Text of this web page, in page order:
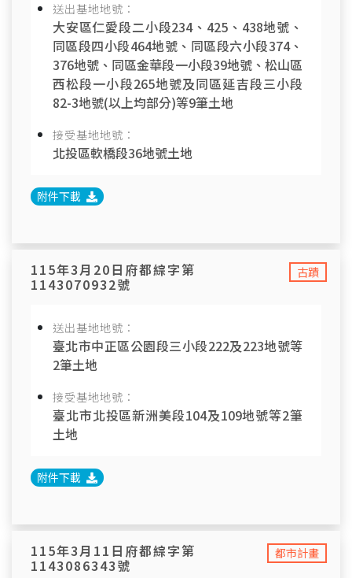
送出基地地號：
大安區仁愛段二小段234、425、438地號、
同區段四小段464地號、同區段六小段374、
376地號、同區金華段一小段39地號、松山區
西松段一小段265地號及同區延吉段三小段
82-3地號(以上均部分)等9筆土地
接受基地地號：
北投區軟橋段36地號土地
附件下載
古蹟
115年3月20日府都綜字第
1143070932號
送出基地地號：
臺北市中正區公園段三小段222及223地號等
2筆土地
接受基地地號：
臺北市北投區新洲美段104及109地號等2筆
土地
附件下載
都市計畫
115年3月11日府都綜字第
1143086343號